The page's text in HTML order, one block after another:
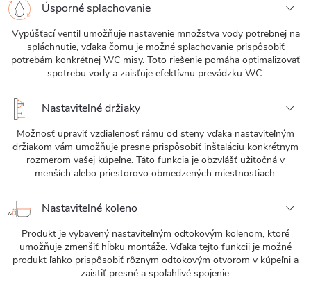
Úsporné splachovanie
Vypúšťací ventil umožňuje nastavenie množstva vody potrebnej na
spláchnutie, vďaka čomu je možné splachovanie prispôsobiť
potrebám konkrétnej WC misy. Toto riešenie pomáha optimalizovať
spotrebu vody a zaisťuje efektívnu prevádzku WC.
Nastaviteľné držiaky
Možnosť upraviť vzdialenosť rámu od steny vďaka nastaviteľným
držiakom vám umožňuje presne prispôsobiť inštaláciu konkrétnym
rozmerom vašej kúpeľne. Táto funkcia je obzvlášť užitočná v
menších alebo priestorovo obmedzených miestnostiach.
Nastaviteľné koleno
Produkt je vybavený nastaviteľným odtokovým kolenom, ktoré
umožňuje zmenšiť hĺbku montáže. Vďaka tejto funkcii je možné
produkt ľahko prispôsobiť rôznym odtokovým otvorom v kúpeľni a
zaistiť presné a spoľahlivé spojenie.